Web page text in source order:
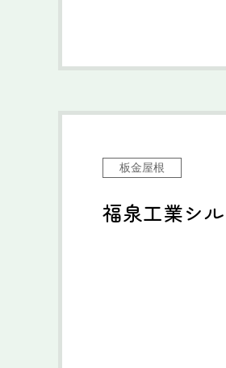
板金屋根
福泉工業シ